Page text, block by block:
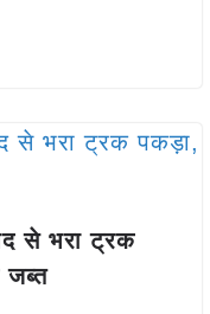
से भरा ट्रक
जब्त